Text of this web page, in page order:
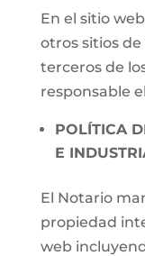
En el sitio
otros sitios
terceros de
responsable
POLÍTICA
E
El Notario
propiedad
web